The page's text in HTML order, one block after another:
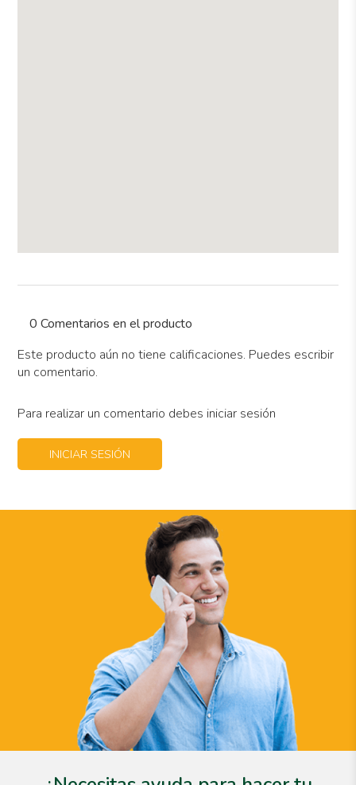
0 Comentarios en el producto
Este producto aún no tiene calificaciones. Puedes escribir
un comentario.
Para realizar un comentario debes iniciar sesión
INICIAR SESIÓN